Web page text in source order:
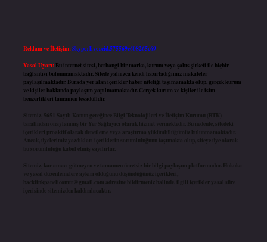
Reklam ve İletişim:Skype: live:.cid.575569c608265c69
Yasal Uyarı: Bu internet sitesi, herhangi bir marka, kurum veya şahıs şirketi ile hiçbir
bağlantısı bulunmamaktadır. Sitede yalnızca kendi hazırladığımız makaleler
paylaşılmaktadır. Burada yer alan içerikler haber niteliği taşımamakta olup, gerçek kurum
ve kişiler hakkında paylaşım yapılmamaktadır. Gerçek kurum ve kişiler ile isim
benzerlikleri tamamen tesadüfidir.
Sitemiz, 5651 Sayılı Kanun gereğince Bilgi Teknolojileri ve İletişim Kurumu (BTK)
tarafından onaylanmış bir Yer Sağlayıcı olarak hizmet vermektedir. Bu nedenle, sitedeki
içerikleri proaktif olarak denetleme veya araştırma yükümlülüğümüz bulunmamaktadır.
Ancak, üyelerimiz yazdıkları içeriklerin sorumluluğunu taşımakta olup, siteye üye olarak
bu sorumluluğu kabul etmiş sayılırlar.
Sitemiz, kar amacı gütmeyen ve tamamen ücretsiz bir bilgi paylaşım platformudur. Hukuka
ve yasal düzenlemelere aykırı olduğunu düşündüğünüz içerikleri,
backlinkpanelicomtr@gmail.com adresine bildirmeniz halinde, ilgili içerikler yasal süre
içerisinde sitemizden kaldırılacaktır.